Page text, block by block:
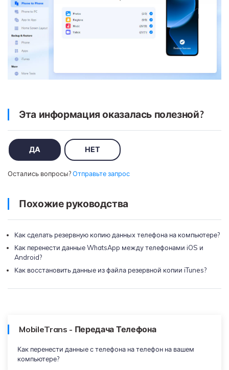
Эта информация оказалась полезной?
ДА НЕТ
Остались вопросы?Отправьте запрос
Похожие руководства
Как сделать резервную копию данных телефона на компьютере?
Как перенести данные WhatsApp между телефонами iOS и
Android?
Как восстановить данные из файла резервной копии iTunes?
MobileTrans - Передача Телефона
Как перенести данные с телефона на телефон на вашем
компьютере?